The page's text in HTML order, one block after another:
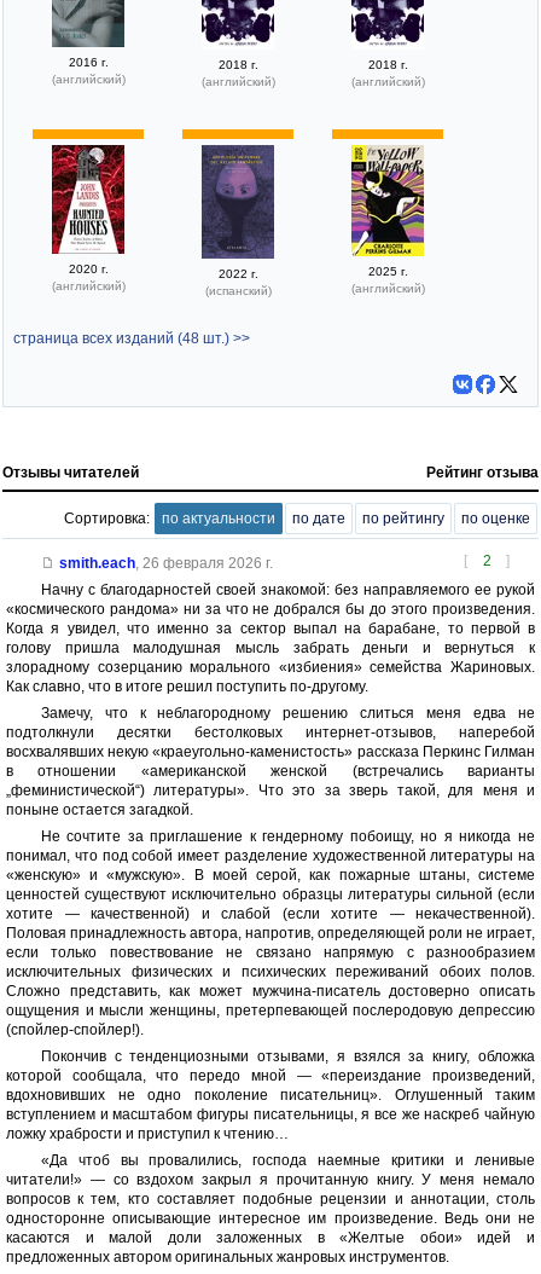
2016 г.
(английский)
2018 г.
(английский)
2018 г.
(английский)
2020 г.
(английский)
2022 г.
(испанский)
2025 г.
(английский)
страница всех изданий (48 шт.) >>
Отзывы читателей Рейтинг отзыва
Сортировка: по актуальности по дате по рейтингу по оценке
[ 2 ]
smith.each, 26 февраля 2026 г.
Начну с благодарностей своей знакомой: без направляемого ее рукой
«космического рандома» ни за что не добрался бы до этого произведения.
Когда я увидел, что именно за сектор выпал на барабане, то первой в
голову пришла малодушная мысль забрать деньги и вернуться к
злорадному созерцанию морального «избиения» семейства Жариновых.
Как славно, что в итоге решил поступить по-другому.
Замечу, что к неблагородному решению слиться меня едва не
подтолкнули десятки бестолковых интернет-отзывов, наперебой
восхвалявших некую «краеугольно-каменистость» рассказа Перкинс Гилман
в отношении «американской женской (встречались варианты
„феминистической“) литературы». Что это за зверь такой, для меня и
поныне остается загадкой.
Не сочтите за приглашение к гендерному побоищу, но я никогда не
понимал, что под собой имеет разделение художественной литературы на
«женскую» и «мужскую». В моей серой, как пожарные штаны, системе
ценностей существуют исключительно образцы литературы сильной (если
хотите — качественной) и слабой (если хотите — некачественной).
Половая принадлежность автора, напротив, определяющей роли не играет,
если только повествование не связано напрямую с разнообразием
исключительных физических и психических переживаний обоих полов.
Сложно представить, как может мужчина-писатель достоверно описать
ощущения и мысли женщины, претерпевающей послеродовую депрессию
(спойлер-спойлер!).
Покончив с тенденциозными отзывами, я взялся за книгу, обложка
которой сообщала, что передо мной — «переиздание произведений,
вдохновивших не одно поколение писательниц». Оглушенный таким
вступлением и масштабом фигуры писательницы, я все же наскреб чайную
ложку храбрости и приступил к чтению…
«Да чтоб вы провалились, господа наемные критики и ленивые
читатели!» — со вздохом закрыл я прочитанную книгу. У меня немало
вопросов к тем, кто составляет подобные рецензии и аннотации, столь
односторонне описывающие интересное им произведение. Ведь они не
касаются и малой доли заложенных в «Желтые обои» идей и
предложенных автором оригинальных жанровых инструментов.